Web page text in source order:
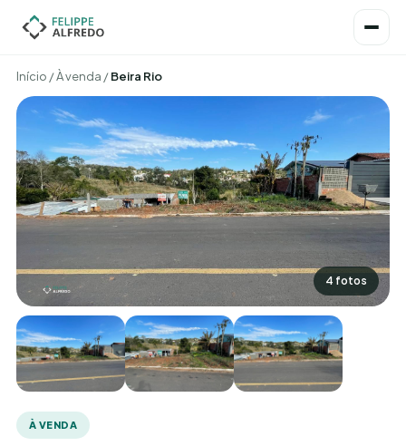
Início /À venda /Beira Rio
4 fotos
À VENDA